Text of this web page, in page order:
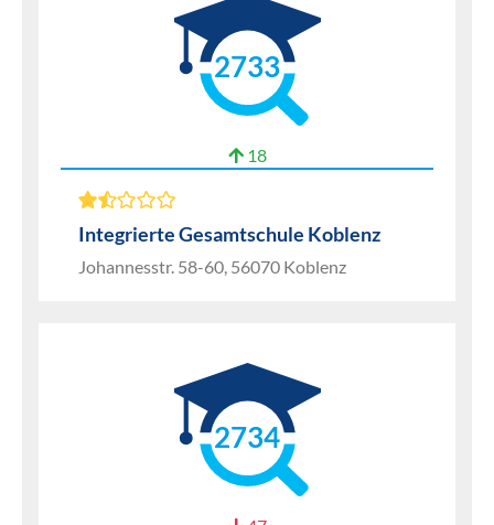
2733
18
Integrierte Gesamtschule Koblenz
Johannesstr. 58-60, 56070 Koblenz
2734